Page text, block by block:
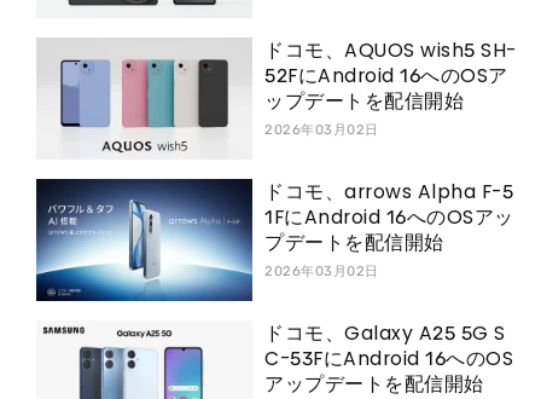
ドコモ、AQUOS wish5 SH-
52FにAndroid 16へのOSア
ップデートを配信開始
2026年03月02日
ドコモ、arrows Alpha F-5
1FにAndroid 16へのOSアッ
プデートを配信開始
2026年03月02日
ドコモ、Galaxy A25 5G S
C-53FにAndroid 16へのOS
アップデートを配信開始